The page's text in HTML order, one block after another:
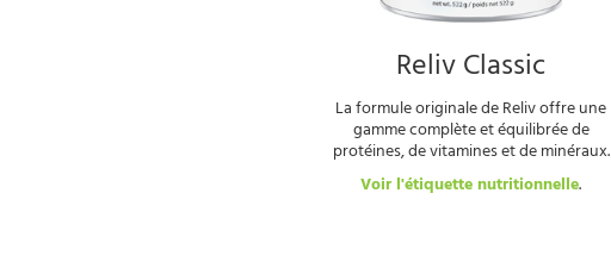
Reliv Classic
La formule originale de Reliv offre une
gamme complète et équilibrée de
protéines, de vitamines et de minéraux.
Voir l'étiquette nutritionnelle.